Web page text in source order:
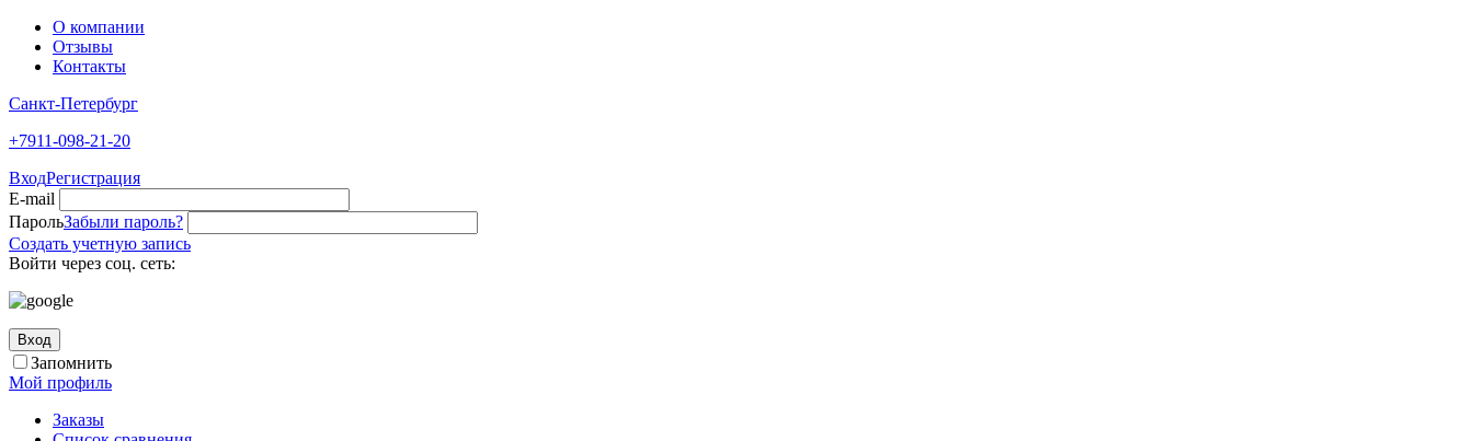
О компании
Отзывы
Контакты
Санкт-Петербург
+7911-098-21-20
ВходРегистрация
E-mail
ПарольЗабыли пароль?
Создать учетную запись
Войти через соц. сеть:
Вход
Запомнить
Мой профиль
Заказы